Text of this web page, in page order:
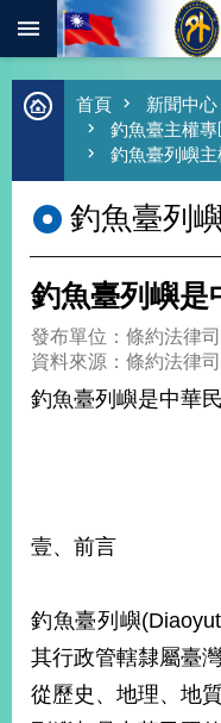
跳到主要內容區塊
進
階
關
總
合
交
經
不
國
台
首頁 新聞中心
釣魚臺主權專
釣魚臺列嶼主
釣魚臺列
釣魚臺列嶼是
發布單位：條約法律司
資料來源：條約法律司
釣魚臺列嶼是中華
壹、前言
釣魚臺列嶼
其行政管轄隸屬臺
從歷史、地理、地